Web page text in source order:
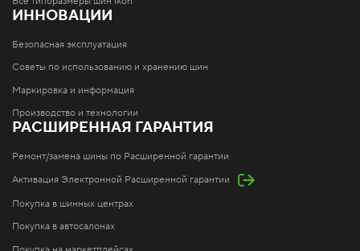
ИННОВАЦИИ
Безопасная эксплуатация
Советы по использованию и хранению шин
Маркировка и информация
Производство и технологии
РАСШИРЕННАЯ ГАРАНТИЯ
Ремонт/замена шины по Расширенной гарантии
Активация Электронной Расширенной гарантии
Покупка в шинных центрах
Покупка в автосалонах